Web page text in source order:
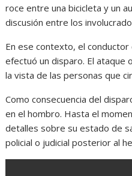
roce entre una bicicleta y un
discusión entre los
En ese contexto, el conductor
efectuó un disparo. El ataque
la vista de las personas que
Como consecuencia del
en el hombro. Hasta el
detalles sobre su estado de
policial o judicial posterior al